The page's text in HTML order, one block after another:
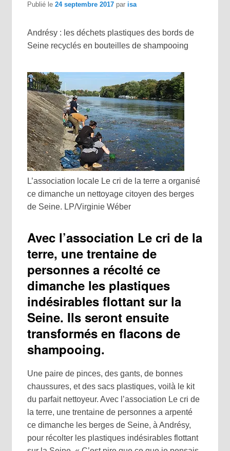
Publié le24 septembre 2017 par isa
Andrésy : les déchets plastiques des bords de
Seine recyclés en bouteilles de shampooing
L’association locale Le cri de la terre a organisé
ce dimanche un nettoyage citoyen des berges
de Seine. LP/Virginie Wéber
Avec l’association Le cri de la
terre, une trentaine de
personnes a récolté ce
dimanche les plastiques
indésirables flottant sur la
Seine. Ils seront ensuite
transformés en flacons de
shampooing.
Une paire de pinces, des gants, de bonnes
chaussures, et des sacs plastiques, voilà le kit
du parfait nettoyeur. Avec l’association Le cri de
la terre, une trentaine de personnes a arpenté
ce dimanche les berges de Seine, à Andrésy,
pour récolter les plastiques indésirables flottant